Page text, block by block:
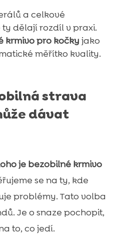
a celkové
dělají rozdíl v praxi.
krmivo pro kočky jako
měřítko kvality.
strava
dávat
je bezobilné krmivo
se na ty, kde
problémy. Tato volba
Je o snaze pochopit,
to, co jedí.